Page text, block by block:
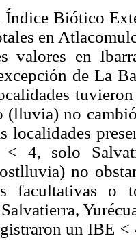
Índice Biótico
en
valores en
de La
(lluvia) no
localidades
< 4, solo
no
facultativas o
un IBE <